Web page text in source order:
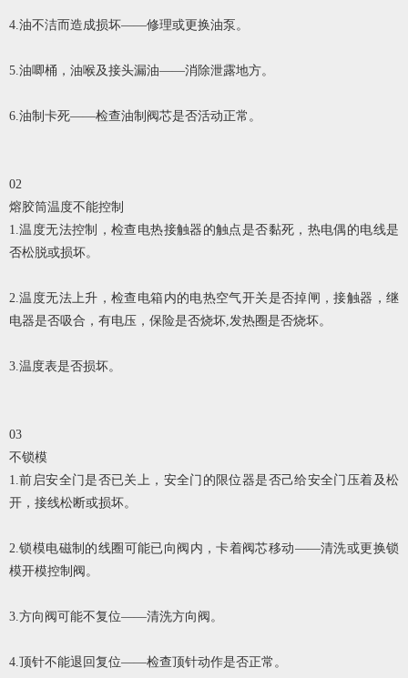
4.油不洁而造成损坏——修理或更换油泵。
5.油唧桶，油喉及接头漏油——消除泄露地方。
6.油制卡死——检查油制阀芯是否活动正常。
02
熔胶筒温度不能控制
1.温度无法控制，检查电热接触器的触点是否黏死，热电偶的电线是
否松脱或损坏。
2.温度无法上升，检查电箱内的电热空气开关是否掉闸，接触器，继
电器是否吸合，有电压，保险是否烧坏,发热圈是否烧坏。
3.温度表是否损坏。
03
不锁模
1.前启安全门是否已关上，安全门的限位器是否己给安全门压着及松
开，接线松断或损坏。
2.锁模电磁制的线圈可能已向阀内，卡着阀芯移动——清洗或更换锁
模开模控制阀。
3.方向阀可能不复位——清洗方向阀。
4.顶针不能退回复位——检查顶针动作是否正常。